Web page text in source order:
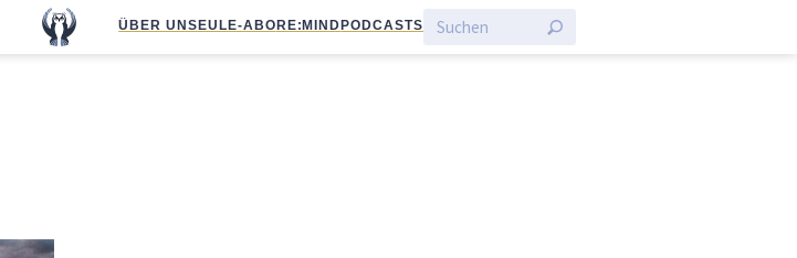
ÜBER UNS EULE-ABO RE:MIND PODCASTS